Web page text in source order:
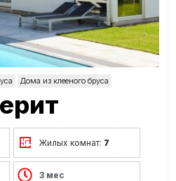
Дома из клееного бруса
Жилых комнат: 7
3 мес